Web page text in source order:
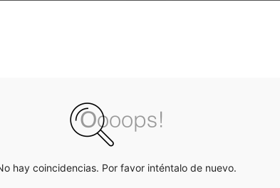
hay coincidencias. Por favor inténtalo de nuevo.